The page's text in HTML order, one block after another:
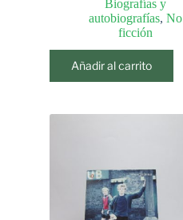
Biografías y
autobiografías, No
ficción
Añadir al carrito